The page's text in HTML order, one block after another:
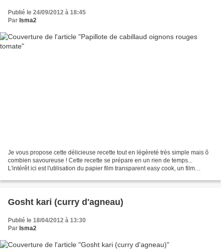
Publié le 24/09/2012 à 18:45
Par Isma2
Je vous propose cette délicieuse recette tout en légèreté très simple mais ô
combien savoureuse ! Cette recette se prépare en un rien de temps...
L'intérêt ici est l'utilisation du papier film transparent easy cook, un film
Gosht kari (curry d'agneau)
Publié le 18/04/2012 à 13:30
Par Isma2